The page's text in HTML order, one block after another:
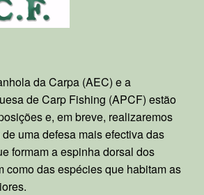
da Carpa (AEC) e a
de Carp Fishing (APCF) estão
e, em breve, realizaremos
uma defesa mais efectiva das
formam a espinha dorsal dos
como das espécies que habitam as